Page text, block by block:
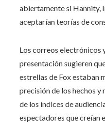
abiertamente si Hannity,
aceptarían teorías de
Los correos electrónicos
presentación sugieren
estrellas de Fox estaban
precisión de los hechos y
de los índices de
espectadores que creían